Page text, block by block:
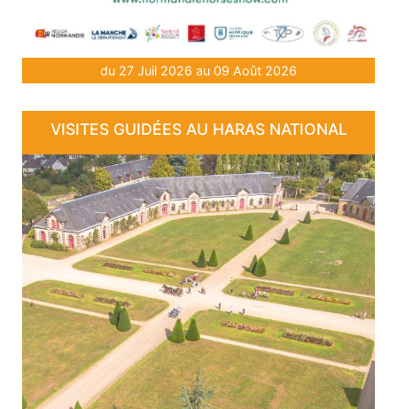
du 27 Juil 2026 au 09 Août 2026
VISITES GUIDÉES AU HARAS NATIONAL